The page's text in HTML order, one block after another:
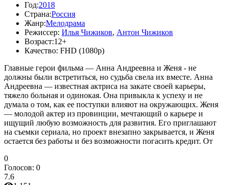
Год:2018
Страна:Россия
Жанр:Мелодрама
Режиссер: Илья Чижиков, Антон Чижиков
Возраст:12+
Качество: FHD (1080p)
Главные герои фильма — Анна Андреевна и Женя - не
должны были встретиться, но судьба свела их вместе. Анна
Андреевна — известная актриса на закате своей карьеры,
тяжело больная и одинокая. Она привыкла к успеху и не
думала о том, как ее поступки влияют на окружающих. Женя
— молодой актер из провинции, мечтающий о карьере и
ищущий любую возможность для развития. Его приглашают
на съемки сериала, но проект внезапно закрывается, и Женя
остается без работы и без возможности погасить кредит. От
0
Голосов: 0
7.6